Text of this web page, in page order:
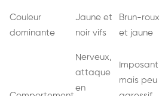
Couleur
dominante
Jaune et
noir vifs
Brun-roux
et jaune
Nerveux,
attaque
en
Imposant
mais peu